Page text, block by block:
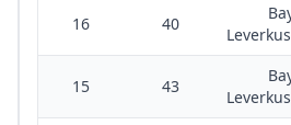
40
16
43
15